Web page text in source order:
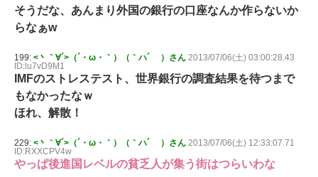
そうだな、あんまり外国の銀行の口座なんか作らないか
らなぁw
199: <丶｀∀´>（´・ω・｀）（｀ハ´ ）さん 2013/07/06(土) 03:00:28.43
ID:lu7vD9M1
IMFのストレステスト、世界銀行の調査結果を待つまで
もなかったなｗ
ほれ、解散！
229: <丶｀∀´>（´・ω・｀）（｀ハ´ ）さん 2013/07/06(土) 12:33:07.71
ID:RXXCPV4w
やっぱ後進国レベルの貧乏人が集う街はつらいわな